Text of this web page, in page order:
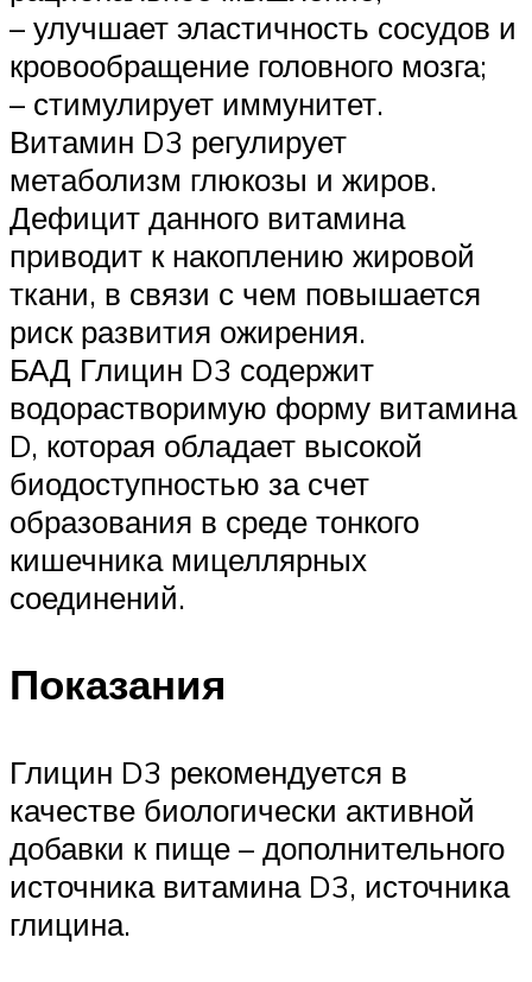
– улучшает эластичность сосудов и
кровообращение головного мозга;
– стимулирует иммунитет.
Витамин D3 регулирует
метаболизм глюкозы и жиров.
Дефицит данного витамина
приводит к накоплению жировой
ткани, в связи с чем повышается
риск развития ожирения.
БАД Глицин D3 содержит
водорастворимую форму витамина
D, которая обладает высокой
биодоступностью за счет
образования в среде тонкого
кишечника мицеллярных
соединений.
Показания
Глицин D3 рекомендуется в
качестве биологически активной
добавки к пище – дополнительного
источника витамина D3, источника
глицина.